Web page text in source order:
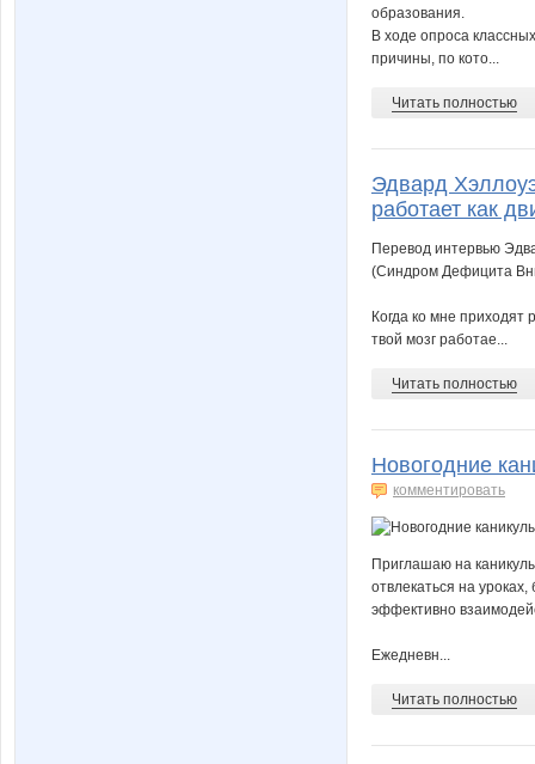
образования.
В ходе опроса
причины, по кото...
Читать полностью
Эдвард
работает как
Перевод интервью
(Синдром Дефицита
Когда ко мне
твой мозг работае...
Читать полностью
Новогодние
комментировать
Приглашаю на
отвлекаться на
эффективно
Ежедневн...
Читать полностью